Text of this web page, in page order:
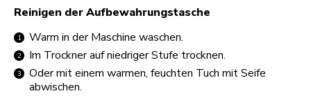
Reinigen der Aufbewahrungstasche
Warm in der Maschine waschen.
Im Trockner auf niedriger Stufe trocknen.
Oder mit einem warmen, feuchten Tuch mit Seife
abwischen.